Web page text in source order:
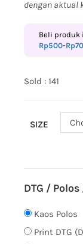
dengan aktual
Beli produk
Rp500-Rp
Sold : 141
SIZE
DTG / Polos
Kaos Polos
Print DTG